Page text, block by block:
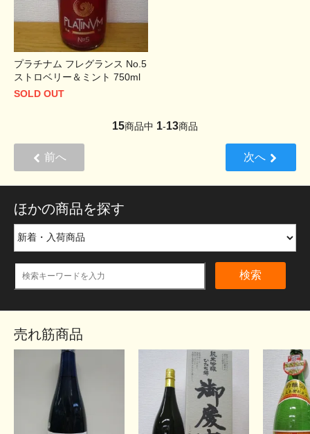
プラチナム フレグランス No.5
ストロベリー＆ミント 750ml
SOLD OUT
15商品中 1-13商品
前へ 次へ
ほかの商品を探す
検索
売れ筋商品